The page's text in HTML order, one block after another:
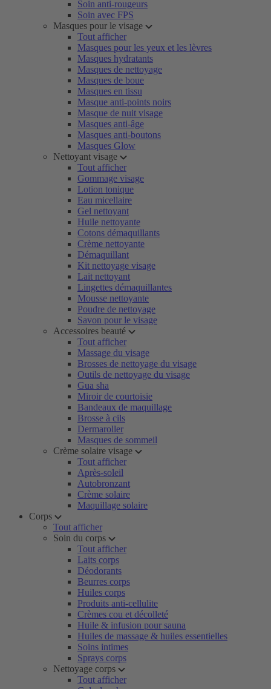
Soin anti-rougeurs
Soin avec FPS
Masques pour le visage
Tout afficher
Masques pour les yeux et les lèvres
Masques hydratants
Masques de nettoyage
Masques de boue
Masques en tissu
Masque anti-points noirs
Masque de nuit visage
Masques anti-âge
Masques anti-boutons
Masques Glow
Nettoyant visage
Tout afficher
Gommage visage
Lotion tonique
Eau micellaire
Gel nettoyant
Huile nettoyante
Cotons démaquillants
Crème nettoyante
Démaquillant
Kit nettoyage visage
Lait nettoyant
Lingettes démaquillantes
Mousse nettoyante
Poudre de nettoyage
Savon pour le visage
Accessoires beauté
Tout afficher
Massage du visage
Brosses de nettoyage du visage
Outils de nettoyage du visage
Gua sha
Miroir de courtoisie
Bandeaux de maquillage
Brosse à cils
Dermaroller
Masques de sommeil
Crème solaire visage
Tout afficher
Après-soleil
Autobronzant
Crème solaire
Maquillage solaire
Corps
Tout afficher
Soin du corps
Tout afficher
Laits corps
Déodorants
Beurres corps
Huiles corps
Produits anti-cellulite
Crèmes cou et décolleté
Huile & infusion pour sauna
Huiles de massage & huiles essentielles
Soins intimes
Sprays corps
Nettoyage corps
Tout afficher